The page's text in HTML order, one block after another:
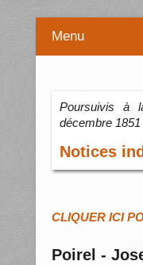
Menu
Poursuivis à
décembre 1851
Notices
CLIQUER ICI
Poirel -